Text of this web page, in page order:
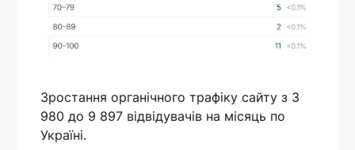
Зростання органічного трафіку сайту з 3
980 до 9 897 відвідувачів на місяць по
Україні.